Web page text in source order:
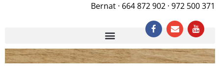
Bernat · 664 872 902 · 972 500 371